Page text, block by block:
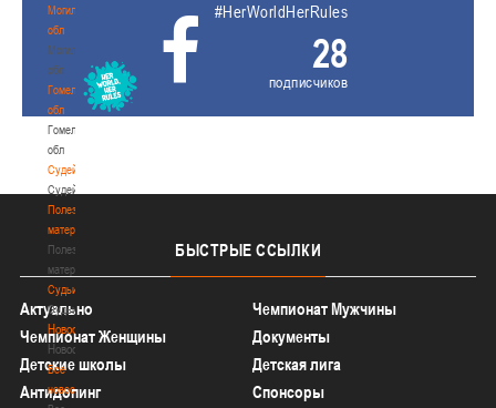
Могилевская
обл
Могилевская
обл
Гомельская
обл
Гомельская
обл
Судейство
Судейство
Полезные
материалы
Полезные
материалы
Судьи
Судьи
Новости
Новости
Все
новости
#HerWorldHerRules
28
подписчиков
БЫСТРЫЕ ССЫЛКИ
Актуально
Чемпионат Мужчины
Чемпионат Женщины
Документы
Детские школы
Детская лига
Антидопинг
Спонсоры